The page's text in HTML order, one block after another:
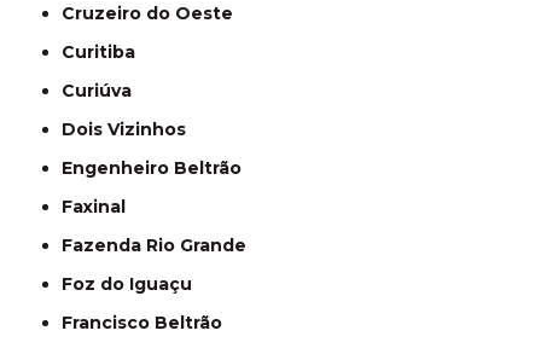
Cruzeiro do Oeste
Curitiba
Curiúva
Dois Vizinhos
Engenheiro Beltrão
Faxinal
Fazenda Rio Grande
Foz do Iguaçu
Francisco Beltrão